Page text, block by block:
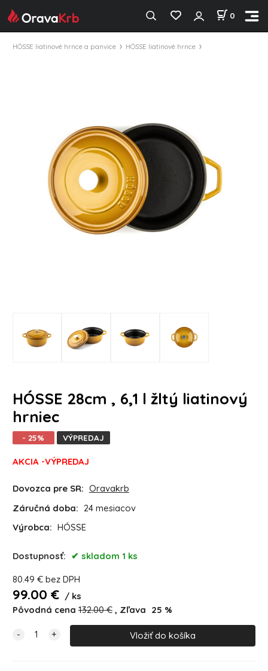
0
HÓSSE liatinové hrnce a panvice HÓSSE liatinové hrnce
HÓSSE 28cm , 6,1 l žltý liatinový
hrniec
- 25% VÝPREDAJ
AKCIA -VÝPREDAJ
Dovozca pre SR: Oravakrb
Záručná doba: 24 mesiacov
Výrobca: HÓSSE
Dostupnosť: skladom 1 ks
80.49 € bez DPH
99.00 €
ks
Pôvodná cena 132.00€ Zľava 25 %